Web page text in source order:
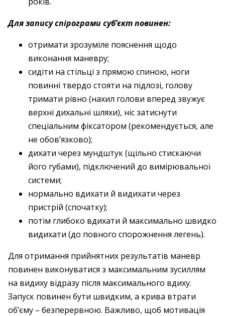
Для запису спірограми суб’єкт повинен:
отримати зрозуміле пояснення щодо
виконання маневру;
сидіти на стільці з прямою спиною, ноги
повинні твердо стояти на підлозі, голову
тримати рівно (нахил голови вперед звужує
верхні дихальні шляхи), ніс затиснути
спеціальним фіксатором (рекомендується, але
не обов’язково);
дихати через мундштук (щільно стискаючи
його губами), підключений до вимірювальної
системи;
нормально вдихати й видихати через
пристрій (спочатку);
потім глибоко вдихати й максимально швидко
видихати (до повного спорожнення легень).
Для отримання прийнятних результатів маневр
повинен виконуватися з максимальним зусиллям
на видиху відразу після максимального вдиху.
Запуск повинен бути швидким, а крива втрати
об’єму – безперервною. Важливо, щоб мотивація